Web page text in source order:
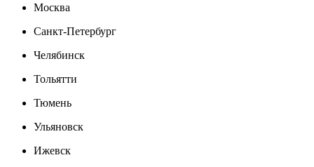
Москва
Санкт-Петербург
Челябинск
Тольятти
Тюмень
Ульяновск
Ижевск